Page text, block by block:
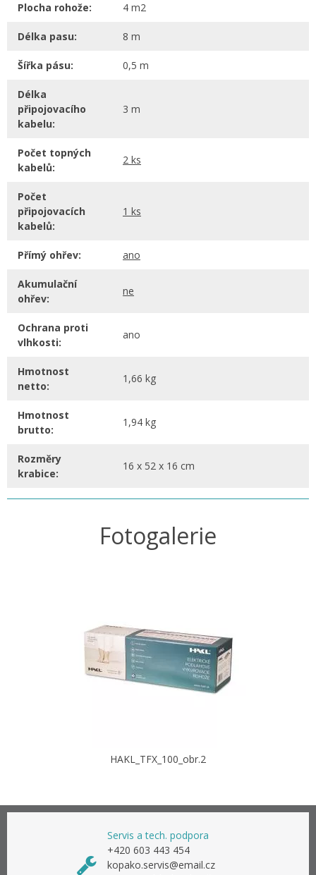
Plocha rohože: 4 m2
Délka pasu: 8 m
Šířka pásu: 0,5 m
Délka
připojovacího
kabelu:
3 m
Počet topných
kabelů:
2 ks
Počet
připojovacích
kabelů:
1 ks
Přímý ohřev: ano
Akumulační
ohřev:
ne
Ochrana proti
vlhkosti:
ano
Hmotnost
netto:
1,66 kg
Hmotnost
brutto:
1,94 kg
Rozměry
krabice:
16 x 52 x 16 cm
Fotogalerie
HAKL_TFX_100_obr.2
Servis a tech. podpora
+420 603 443 454
kopako.servis@email.cz